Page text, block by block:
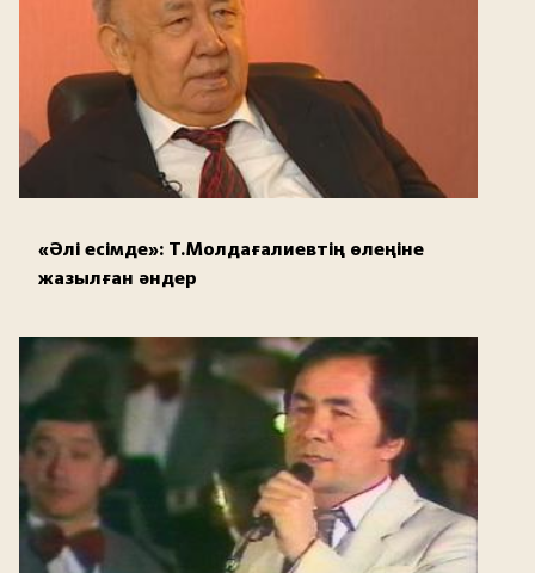
«Әлі есімде»: Т.Молдағалиевтің өлеңіне
жазылған әндер